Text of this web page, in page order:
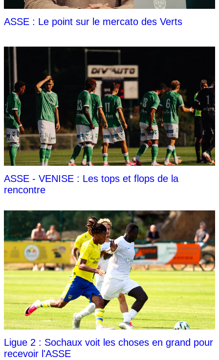
ASSE : Le point sur le mercato des Verts
ASSE - VENISE : Les tops et flops de la
rencontre
Ligue 2 : Sochaux voit les choses en grand pour
recevoir l'ASSE